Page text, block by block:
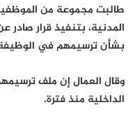
طالبت مجموعة من
المدنية، بتنفيذ قرار صادر
بشأن ترسيمهم في
وقال العمال إن ملف
الداخلية منذ فترة.